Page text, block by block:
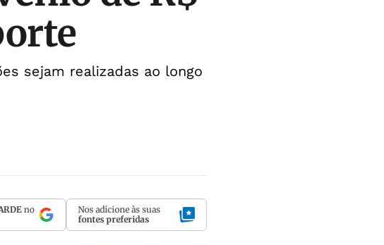
sejam realizadas ao longo
no
Nos adicione às suas
fontes preferidas